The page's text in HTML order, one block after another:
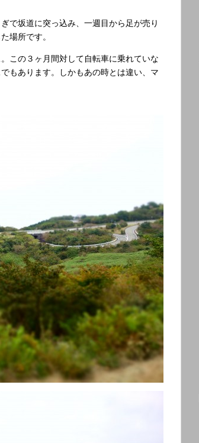
で坂道に突っ込み、一週目から足が売り
場所です。
この３ヶ月間対して自転車に乗れていな
もあります。しかもあの時とは違い、マ